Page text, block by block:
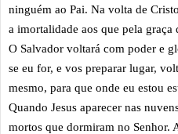
ninguém ao Pai. Na volta de
a imortalidade aos que pela graça
O Salvador voltará com poder e
se eu for, e vos preparar lugar,
mesmo, para que onde eu estou
Quando Jesus aparecer nas
mortos que dormiram no Senhor.